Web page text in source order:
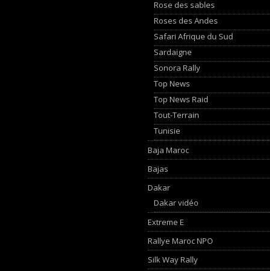
Rose des sables
Roses des Andes
Safari Afrique du Sud
Sardaigne
Sonora Rally
Top News
Top News Raid
Tout-Terrain
Tunisie
Baja Maroc
Bajas
Dakar
Dakar vidéo
Extreme E
Rallye Maroc NPO
Silk Way Rally